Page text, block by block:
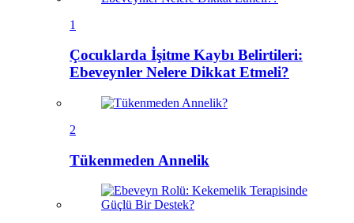
1
Çocuklarda İşitme Kaybı Belirtileri:
Ebeveynler Nelere Dikkat Etmeli?
2
Tükenmeden Annelik